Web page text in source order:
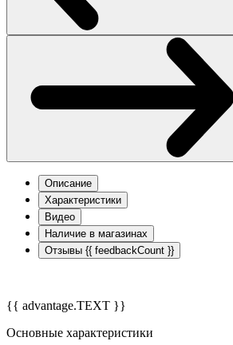
Описание
Характеристики
Видео
Наличие в магазинах
Отзывы {{ feedbackCount }}
{{ advantage.TEXT }}
Основные характеристики